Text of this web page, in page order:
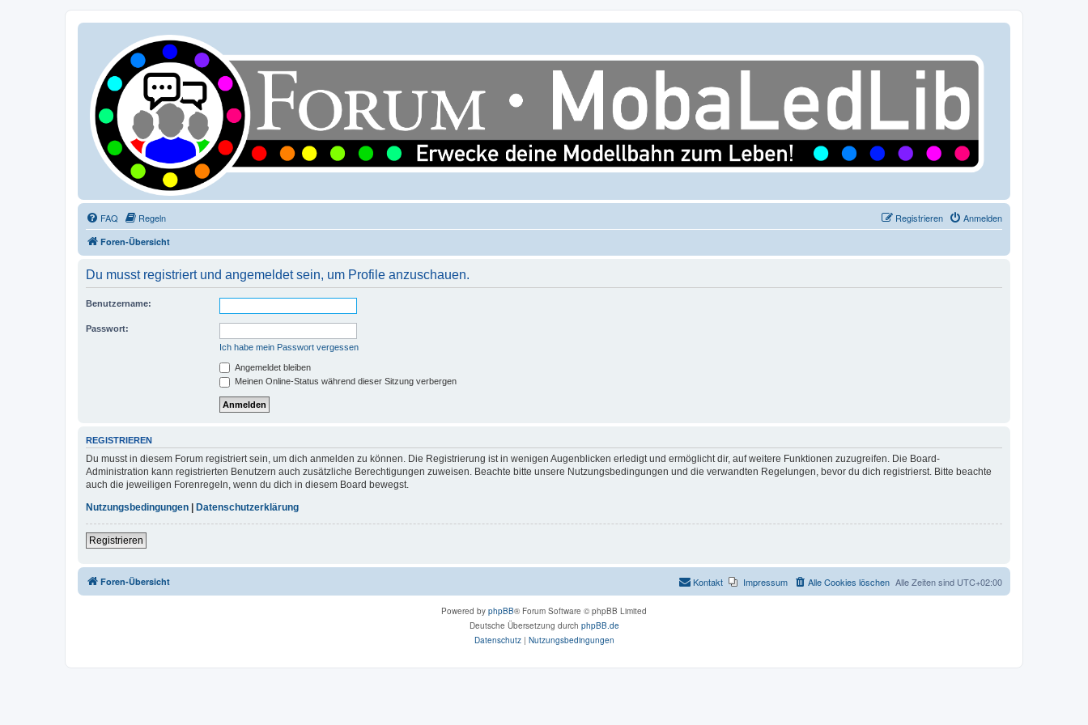
FAQ Regeln Anmelden
Registrieren
Foren-Übersicht
Du musst registriert und angemeldet sein, um Profile anzuschauen.
Benutzername:
Passwort:
Ich habe mein Passwort vergessen
Angemeldet bleiben
Meinen Online-Status während dieser Sitzung verbergen
REGISTRIEREN
Du musst in diesem Forum registriert sein, um dich anmelden zu können. Die Registrierung ist in wenigen Augenblicken erledigt und ermöglicht dir, auf weitere Funktionen zuzugreifen. Die Board-
Administration kann registrierten Benutzern auch zusätzliche Berechtigungen zuweisen. Beachte bitte unsere Nutzungsbedingungen und die verwandten Regelungen, bevor du dich registrierst. Bitte beachte
auch die jeweiligen Forenregeln, wenn du dich in diesem Board bewegst.
Nutzungsbedingungen
Datenschutzerklärung
Registrieren
Foren-Übersicht Alle Zeiten sind UTC+02:00
Alle Cookies löschen
Impressum
Kontakt
Powered by phpBB® Forum Software © phpBB Limited
Deutsche Übersetzung durch phpBB.de
Datenschutz| Nutzungsbedingungen